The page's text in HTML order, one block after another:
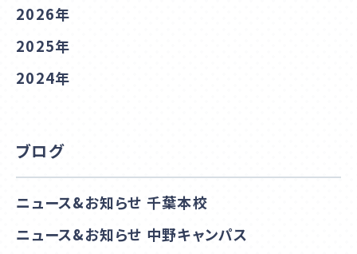
2026年
2025年
2024年
ブログ
ニュース&お知らせ 千葉本校
ニュース&お知らせ 中野キャンパス